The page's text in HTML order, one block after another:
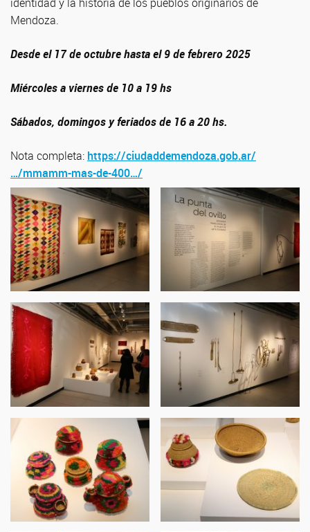
Mendoza.
Desde el 17 de octubre hasta el 9 de febrero 2025
Miércoles a viernes de 10 a 19 hs
Sábados, domingos y feriados de 16 a 20 hs.
Nota completa: https://ciudaddemendoza.gob.ar/
…/mmamm-mas-de-400…/